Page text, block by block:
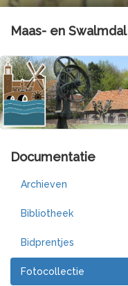
Maas- en Swalmdal
Documentatie
Archieven
Bibliotheek
Bidprentjes
Fotocollectie